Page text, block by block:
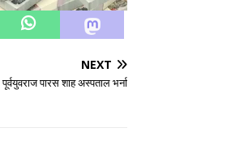
NEXT
पूर्वयुवराज पारस शाह अस्पताल भर्ना